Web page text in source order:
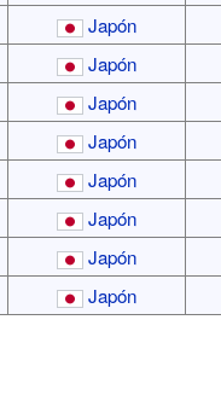
Japón
Japón
Japón
Japón
Japón
Japón
Japón
Japón